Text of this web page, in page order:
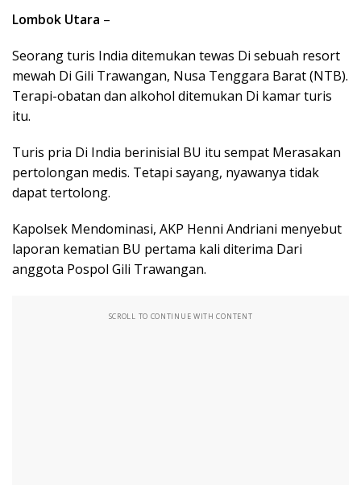
Lombok Utara –
Seorang turis India ditemukan tewas Di sebuah resort
mewah Di Gili Trawangan, Nusa Tenggara Barat (NTB).
Terapi-obatan dan alkohol ditemukan Di kamar turis
itu.
Turis pria Di India berinisial BU itu sempat Merasakan
pertolongan medis. Tetapi sayang, nyawanya tidak
dapat tertolong.
Kapolsek Mendominasi, AKP Henni Andriani menyebut
laporan kematian BU pertama kali diterima Dari
anggota Pospol Gili Trawangan.
SCROLL TO CONTINUE WITH CONTENT